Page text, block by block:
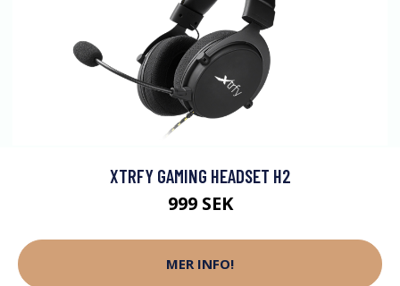
XTRFY GAMING HEADSET H2
999 SEK
MER INFO!